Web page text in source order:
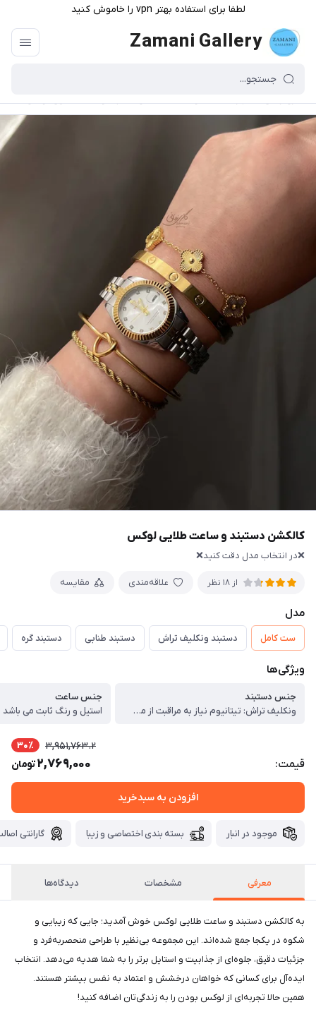
لطفا برای استفاده بهتر vpn را خاموش کنید
Zamani Gallery
کالکشن دستبند و ساعت طلایی لوکس
❌در انتخاب مدل دقت کنید❌
از 18 نظر علاقه‌مندی مقایسه
مدل
ست کامل دستبند ونکلیف تراش دستبند طنابی دستبند گره
ویژگی‌ها
جنس دستبند
ونکلیف تراش: تیتانیوم نیاز به مراقبت از مواد شوینده ، کارتیر لاو: استیل و رنگ ثابت می باشد ، دستبند گره: استیل و رنگ ثابت می باشد ، طنابی: استیل و رنگ ثابت می باشد
جنس ساعت
استیل و رنگ ثابت می باشد
قیمت:
3,951,763.2 30٪
2,769,000تومان
افزودن به سبدخرید
موجود در انبار بسته بندی اختصاصی و زیبا گارانتی
معرفی مشخصات دیدگاه‌ها
به کالکشن دستبند و ساعت طلایی لوکس خوش آمدید؛ جایی که زیبایی و
شکوه در یکجا جمع شده‌اند. این مجموعه بی‌نظیر با طراحی منحصربه‌فرد و
جزئیات دقیق، جلوه‌ای از جذابیت و استایل برتر را به شما هدیه می‌دهد. انتخاب
ایده‌آل برای کسانی که خواهان درخشش و اعتماد به نفس بیشتر هستند.
همین حالا تجربه‌ای از لوکس بودن را به زندگی‌تان اضافه کنید!